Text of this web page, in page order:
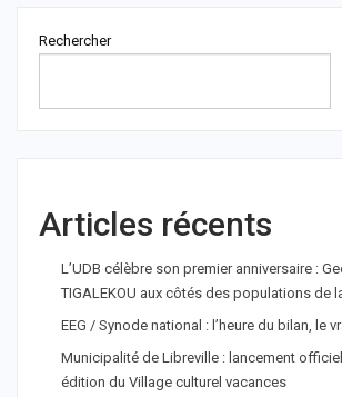
Rechercher
Articles récents
L’UDB célèbre son premier anniversaire :
TIGALEKOU aux côtés des populations de
EEG / Synode national : l’heure du bilan, le
Municipalité de Libreville : lancement
édition du Village culturel vacances